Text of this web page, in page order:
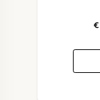
VIN